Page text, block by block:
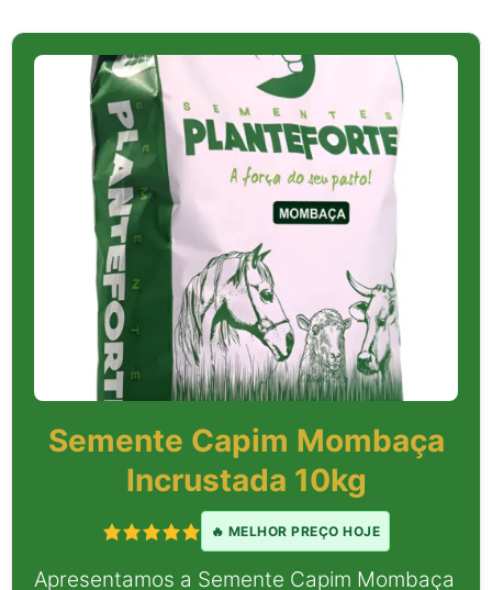
Semente Capim Mombaça
Incrustada 10kg
🔥 MELHOR PREÇO HOJE
Apresentamos a Semente Capim Mombaça